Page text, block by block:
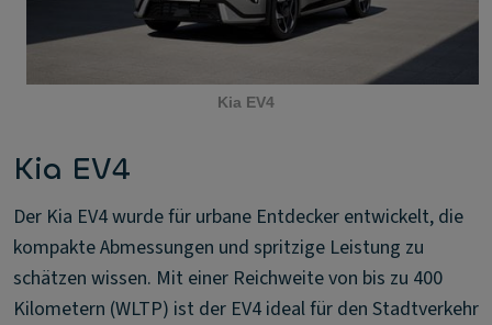
Kia EV4
Kia EV4
Der Kia EV4 wurde für urbane Entdecker entwickelt, die
kompakte Abmessungen und spritzige Leistung zu
schätzen wissen. Mit einer Reichweite von bis zu 400
Kilometern (WLTP) ist der EV4 ideal für den Stadtverkehr